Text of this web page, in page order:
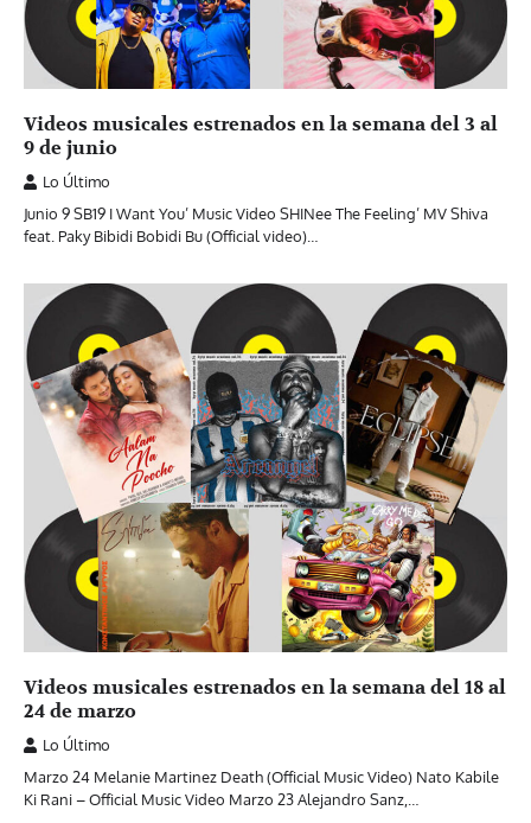
Videos musicales estrenados en la semana del 3 al
9 de junio
Lo Último
Junio 9 SB19 I Want You’ Music Video SHINee The Feeling’ MV Shiva
feat. Paky Bibidi Bobidi Bu (Official video)…
Videos musicales estrenados en la semana del 18 al
24 de marzo
Lo Último
Marzo 24 Melanie Martinez Death (Official Music Video) Nato Kabile
Ki Rani – Official Music Video Marzo 23 Alejandro Sanz,…